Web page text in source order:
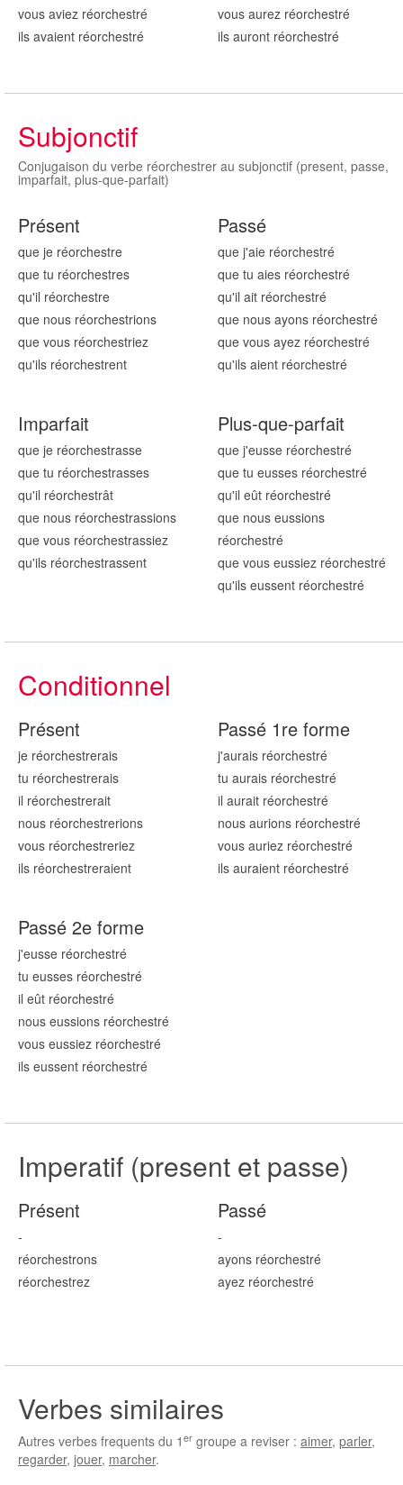
vous aviez réorchestré
ils avaient réorchestré
vous aurez réorchestré
ils auront réorchestré
Subjonctif
Conjugaison du verbe réorchestrer au subjonctif (present, passe,
imparfait, plus-que-parfait)
Présent
que je réorchestre
que tu réorchestres
qu'il réorchestre
que nous réorchestrions
que vous réorchestriez
qu'ils réorchestrent
Passé
que j'aie réorchestré
que tu aies réorchestré
qu'il ait réorchestré
que nous ayons réorchestré
que vous ayez réorchestré
qu'ils aient réorchestré
Imparfait
que je réorchestrasse
que tu réorchestrasses
qu'il réorchestrât
que nous réorchestrassions
que vous réorchestrassiez
qu'ils réorchestrassent
Plus-que-parfait
que j'eusse réorchestré
que tu eusses réorchestré
qu'il eût réorchestré
que nous eussions
réorchestré
que vous eussiez réorchestré
qu'ils eussent réorchestré
Conditionnel
Présent
je réorchestrerais
tu réorchestrerais
il réorchestrerait
nous réorchestrerions
vous réorchestreriez
ils réorchestreraient
Passé 1re forme
j'aurais réorchestré
tu aurais réorchestré
il aurait réorchestré
nous aurions réorchestré
vous auriez réorchestré
ils auraient réorchestré
Passé 2e forme
j'eusse réorchestré
tu eusses réorchestré
il eût réorchestré
nous eussions réorchestré
vous eussiez réorchestré
ils eussent réorchestré
Imperatif (present et passe)
Présent
-
réorchestrons
réorchestrez
Passé
-
ayons réorchestré
ayez réorchestré
Verbes similaires
Autres verbes frequents du 1 er groupe a reviser : aimer, parler,
regarder, jouer, marcher.